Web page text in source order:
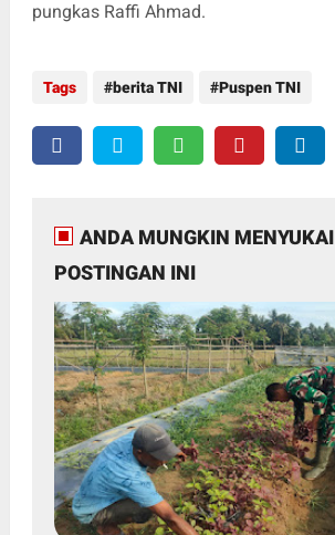
pungkas Raffi Ahmad.
Tags berita TNI Puspen TNI
ANDA MUNGKIN MENYUKAI
POSTINGAN INI